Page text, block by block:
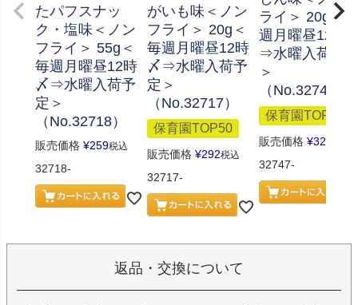
たパフスナッ
ク・塩味＜ノン
フライ＞ 55g＜
毎週月曜昼12時
〆⇒水曜入荷予
定＞
（No.32718）
販売価格 ¥259税込
32718-
がいも味＜ノン
フライ＞ 20g＜
毎週月曜昼12時
〆⇒水曜入荷予
定＞
（No.32717）
保育園TOP50
販売価格 ¥292税込
32717-
ライ＞ 20g＜毎
週月曜昼12時
⇒水曜入荷予
＞
（No.32747）
保育園TOP50
販売価格 ¥324
32747-
返品・交換について